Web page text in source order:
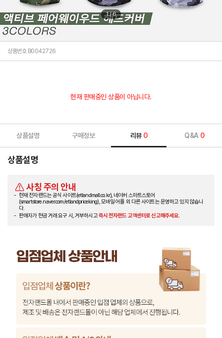
1/6
상품번호 B0042726
현재 판매중인 상품이 아닙니다.
상품설명 구매정보 리뷰 0 Q&A 0
상품설명
사칭 주의 안내
현재 전자랜드는 공식 사이트(etlandmall.co.kr), 네이버 스마트스토어
(smartstore.naver.com/etlandpriceking), 모바일 어플 외 다른 사이트는 운영하고 있지 않습니
다.
판매자가 현금 거래 요구 시, 거부하시고즉시 전자랜드 고객센터로 신고해주세요.